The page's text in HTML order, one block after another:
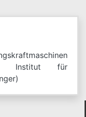
Institut für